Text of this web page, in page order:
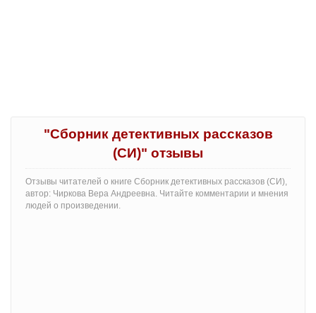
"Сборник детективных рассказов
(СИ)" отзывы
Отзывы читателей о книге Сборник детективных рассказов (СИ),
автор: Чиркова Вера Андреевна. Читайте комментарии и мнения
людей о произведении.